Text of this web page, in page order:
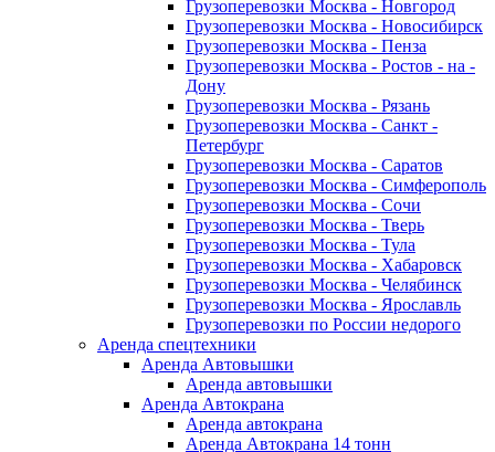
Грузоперевозки Москва - Новгород
Грузоперевозки Москва - Новосибирск
Грузоперевозки Москва - Пенза
Грузоперевозки Москва - Ростов - на -
Дону
Грузоперевозки Москва - Рязань
Грузоперевозки Москва - Санкт -
Петербург
Грузоперевозки Москва - Саратов
Грузоперевозки Москва - Симферополь
Грузоперевозки Москва - Сочи
Грузоперевозки Москва - Тверь
Грузоперевозки Москва - Тула
Грузоперевозки Москва - Хабаровск
Грузоперевозки Москва - Челябинск
Грузоперевозки Москва - Ярославль
Грузоперевозки по России недорого
Аренда спецтехники
Аренда Автовышки
Аренда автовышки
Аренда Автокрана
Аренда автокрана
Аренда Автокрана 14 тонн